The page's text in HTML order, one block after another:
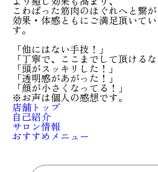
こわばった筋肉のほぐれへと繋が
効果・体感ともにご満足頂いて
す。
「他にはない手技！」
「丁寧で、ここまでして頂ける
「頭がスッキリした！」
「透明感があがった！」
「顔が小さくなってる！」
※お声は個人の感想です。
店舗トップ
自己紹介
サロン情報
おすすめメニュー